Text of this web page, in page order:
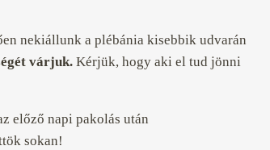
nekiállunk a plébánia kisebbik udvarán
várjuk. Kérjük, hogy aki el tud jönni
előző napi pakolás után
sokan!